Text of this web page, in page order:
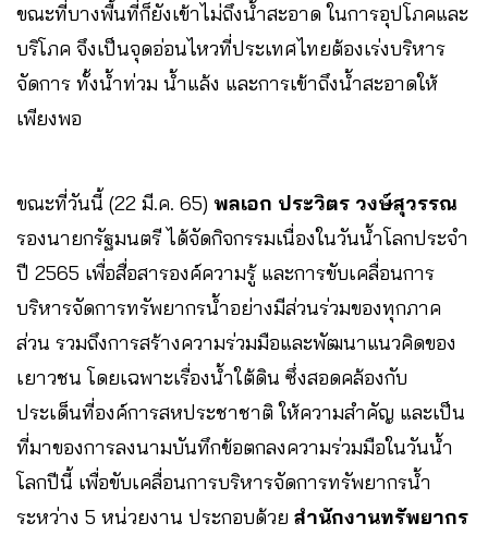
ขณะที่บางพื้นที่ก็ยังเข้าไม่ถึงน้ำสะอาด ในการอุปโภคและ
บริโภค จึงเป็นจุดอ่อนไหวที่ประเทศไทยต้องเร่งบริหาร
จัดการ ทั้งน้ำท่วม น้ำแล้ง และการเข้าถึงน้ำสะอาดให้
เพียงพอ
ขณะที่วันนี้ (22 มี.ค. 65) พลเอก ประวิตร วงษ์สุวรรณ
รองนายกรัฐมนตรี ได้จัดกิจกรรมเนื่องในวันน้ำโลกประจำ
ปี 2565 เพื่อสื่อสารองค์ความรู้ และการขับเคลื่อนการ
บริหารจัดการทรัพยากรน้ำอย่างมีส่วนร่วมของทุกภาค
ส่วน รวมถึงการสร้างความร่วมมือและพัฒนาแนวคิดของ
เยาวชน โดยเฉพาะเรื่องน้ำใต้ดิน ซึ่งสอดคล้องกับ
ประเด็นที่องค์การสหประชาชาติ ให้ความสำคัญ และเป็น
ที่มาของการลงนามบันทึกข้อตกลงความร่วมมือในวันน้ำ
โลกปีนี้ เพื่อขับเคลื่อนการบริหารจัดการทรัพยากรน้ำ
ระหว่าง 5 หน่วยงาน ประกอบด้วย สำนักงานทรัพยากร